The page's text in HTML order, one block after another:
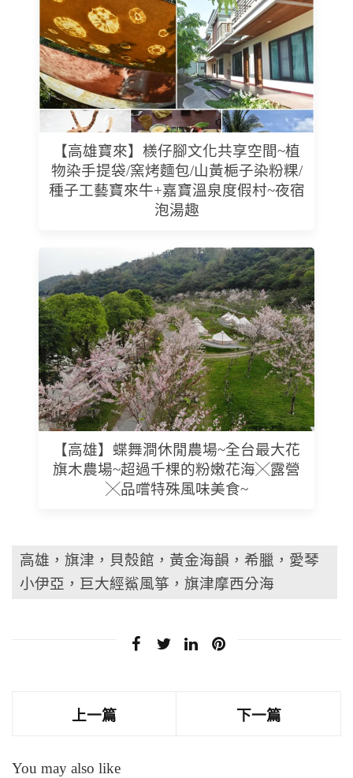
【高雄寶來】檨仔腳文化共享空間~植
物染手提袋/窯烤麵包/山黃梔子染粉粿/
種子工藝寶來牛+嘉寶溫泉度假村~夜宿
泡湯趣
【高雄】蝶舞澗休閒農場~全台最大花
旗木農場~超過千棵的粉嫩花海╳露營
╳品嚐特殊風味美食~
高雄，旗津，貝殼館，黃金海韻，希臘，愛琴
小伊亞，巨大經鯊風箏，旗津摩西分海
上一篇 下一篇
You may also like